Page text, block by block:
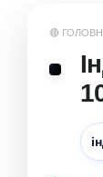
🔴